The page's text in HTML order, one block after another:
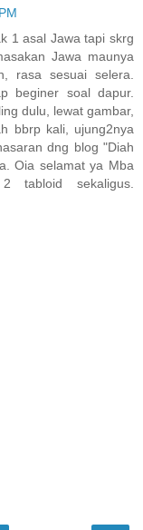
1 asal Jawa tapi skrg
Jawa maunya
rasa sesuai selera.
beginer soal dapur.
dulu, lewat gambar,
bbrp kali, ujung2nya
dng blog "Diah
Oia selamat ya Mba
tabloid sekaligus.